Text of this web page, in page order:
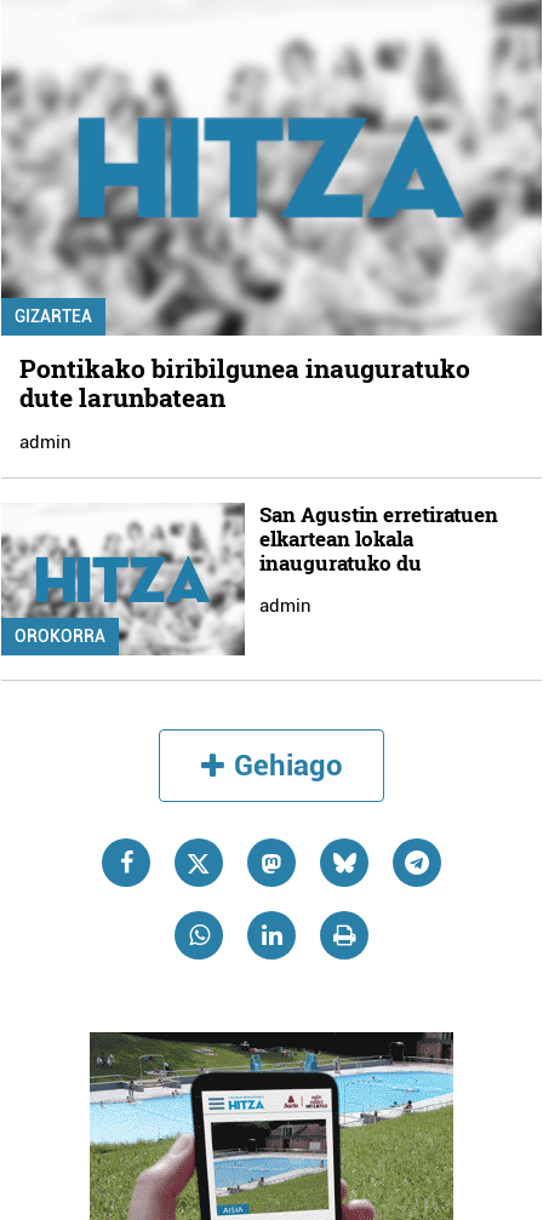
GIZARTEA
Pontikako biribilgunea inauguratuko
dute larunbatean
admin
OROKORRA
San Agustin erretiratuen
elkartean lokala
inauguratuko du
admin
Gehiago